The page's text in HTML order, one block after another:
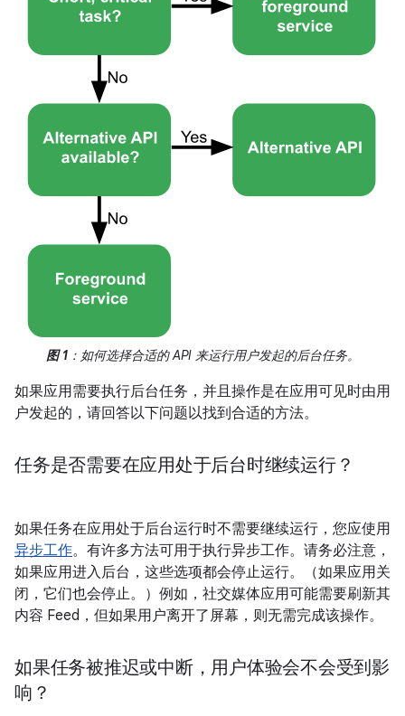
图 1：如何选择合适的 API 来运行用户发起的后台任务。
如果应用需要执行后台任务，并且操作是在应用可见时由用
户发起的，请回答以下问题以找到合适的方法。
任务是否需要在应用处于后台时继续运行？
如果任务在应用处于后台运行时不需要继续运行，您应使用
异步工作。有许多方法可用于执行异步工作。请务必注意，
如果应用进入后台，这些选项都会停止运行。（如果应用关
闭，它们也会停止。）例如，社交媒体应用可能需要刷新其
内容 Feed，但如果用户离开了屏幕，则无需完成该操作。
如果任务被推迟或中断，用户体验会不会受到影
响？